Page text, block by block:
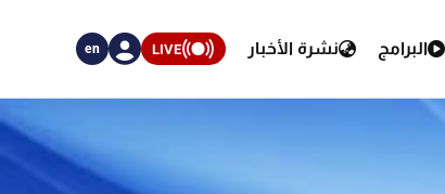
البرامج نشرة الأخبار LIVE
en